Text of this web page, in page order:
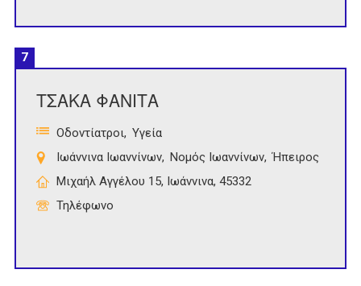
7
ΤΣΑΚΑ ΦΑΝΙΤΑ
Οδοντίατροι Υγεία
Ιωάννινα Ιωαννίνων
Νομός Ιωαννίνων Ήπειρος
Μιχαήλ Αγγέλου 15, Ιωάννινα, 45332
Τηλέφωνο